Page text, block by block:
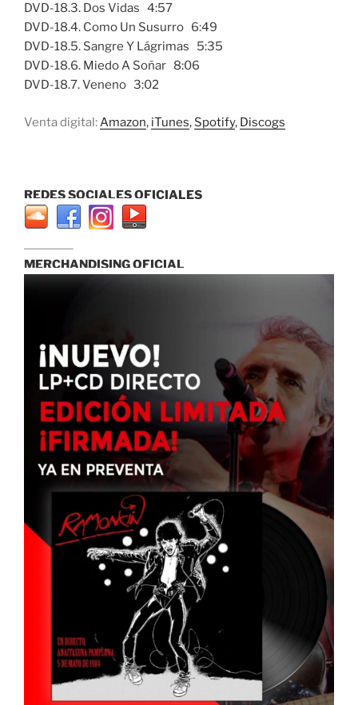
DVD-18.3. Dos Vidas 4:57
DVD-18.4. Como Un Susurro 6:49
DVD-18.5. Sangre Y Lágrimas 5:35
DVD-18.6. Miedo A Soñar 8:06
DVD-18.7. Veneno 3:02
Venta digital:Amazon, iTunes, Spotify, Discogs
REDES SOCIALES OFICIALES
MERCHANDISING OFICIAL